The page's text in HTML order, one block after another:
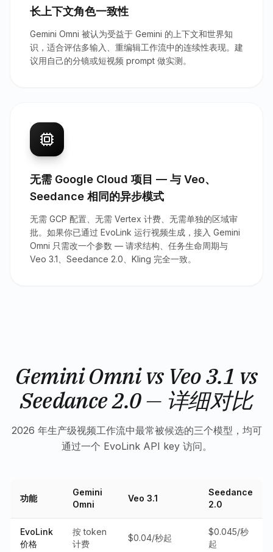
长上下文角色一致性
Gemini Omni 被认为受益于 Gemini 的上下文和世界知
识，适合评估多输入、重编辑工作流中的连续性表现。建
议用自己的分镜或短视频 prompt 做实测。
无需 Google Cloud 项目 — 与 Veo、
Seedance 相同的异步模式
无需 GCP 配置、无需 Vertex 计费、无需单独的区域审
批。如果你已通过 EvoLink 运行视频生成，接入 Gemini
Omni 只需改一个参数 — 请求结构、任务生命周期与
Veo 3.1、Seedance 2.0、Kling 完全一致。
Gemini Omni vs Veo 3.1 vs
Seedance 2.0 — 详细对比
2026 年生产级视频工作流中最常被候选的三个模型，均可
通过一个 EvoLink API key 访问。
功能
Gemini
Omni
Veo 3.1
Seedance
2.0
EvoLink
价格
按 token
计费
$0.04/秒起
$0.045/秒
起